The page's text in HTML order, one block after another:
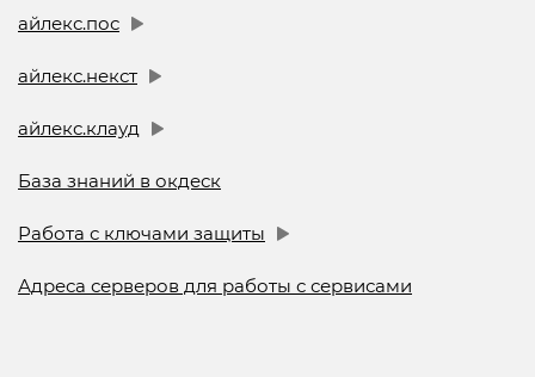
айлекс.пос
айлекс.некст
айлекс.клауд
База знаний в окдеск
Работа с ключами защиты
Адреса серверов для работы с сервисами